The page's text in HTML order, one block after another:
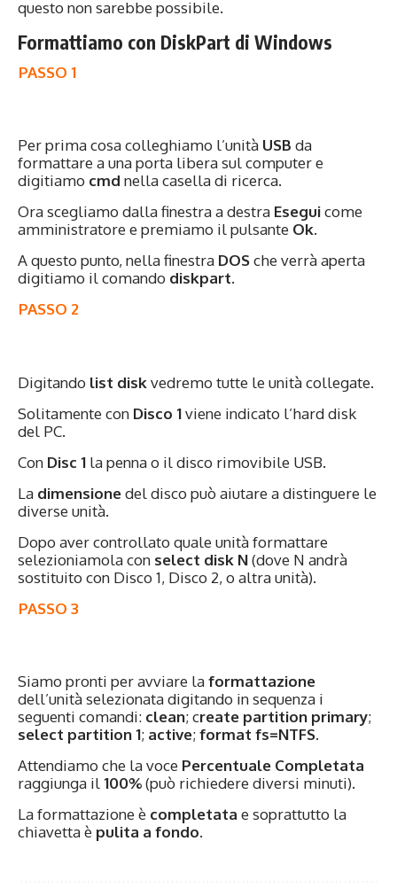
questo non sarebbe possibile.
Formattiamo con DiskPart di Windows
PASSO 1
Per prima cosa colleghiamo l’unità USB da
formattare a una porta libera sul computer e
digitiamo cmd nella casella di ricerca.
Ora scegliamo dalla finestra a destra Eseguicome
amministratore e premiamo il pulsante Ok.
A questo punto, nella finestra DOSche verrà aperta
digitiamo il comando diskpart.
PASSO 2
Digitando list diskvedremo tutte le unità collegate.
Solitamente con Disco 1viene indicato l’hard disk
del PC.
Con Disc 1 la penna o il disco rimovibile USB.
La dimensionedel disco può aiutare a distinguere le
diverse unità.
Dopo aver controllato quale unità formattare
selezioniamola con select disk N(dove N andrà
sostituito con Disco 1, Disco 2, o altra unità).
PASSO 3
Siamo pronti per avviare laformattazione
dell’unità selezionata digitando in sequenza i
seguenti comandi: clean; create partition primary;
select partition 1; active;format fs=NTFS.
Attendiamo che la voce Percentuale Completata
raggiunga il100%(può richiedere diversi minuti).
La formattazione è completata e soprattutto la
chiavetta è pulita a fondo.